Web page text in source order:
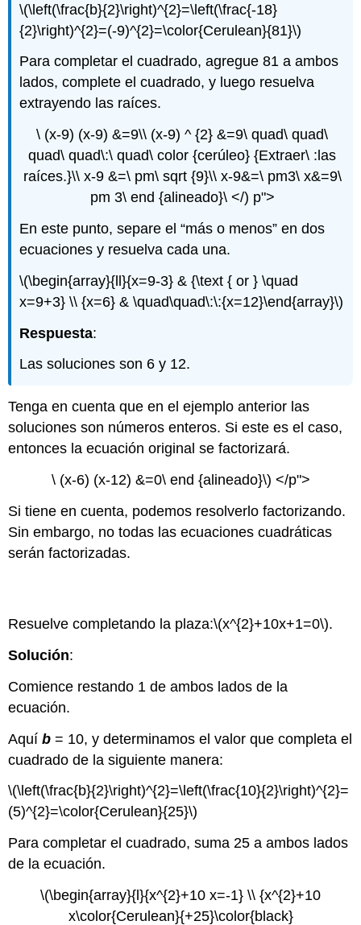
\(\left(\frac{b}{2}\right)^{2}=\left(\frac{-18}
{2}\right)^{2}=(-9)^{2}=\color{Cerulean}{81}\)
Para completar el cuadrado, agregue 81 a ambos
lados, complete el cuadrado, y luego resuelva
extrayendo las raíces.
\ (x-9) (x-9) &=9\\ (x-9) ^ {2} &=9\ quad\ quad\
quad\ quad\:\ quad\ color {cerúleo} {Extraer\ :las
raíces.}\\ x-9 &=\ pm\ sqrt {9}\\ x-9&=\ pm3\ x&=9\
pm 3\ end {alineado}\ </) p">
En este punto, separe el “más o menos” en dos
ecuaciones y resuelva cada una.
\(\begin{array}{ll}{x=9-3} & {\text { or } \quad
x=9+3} \\ {x=6} & \quad\quad\:\:{x=12}\end{array}\)
Respuesta:
Las soluciones son 6 y 12.
Tenga en cuenta que en el ejemplo anterior las
soluciones son números enteros. Si este es el caso,
entonces la ecuación original se factorizará.
\ (x-6) (x-12) &=0\ end {alineado}\) </p">
Si tiene en cuenta, podemos resolverlo factorizando.
Sin embargo, no todas las ecuaciones cuadráticas
serán factorizadas.
Resuelve completando la plaza:\(x^{2}+10x+1=0\).
Solución:
Comience restando 1 de ambos lados de la
ecuación.
Aquíb = 10, y determinamos el valor que completa el
cuadrado de la siguiente manera:
\(\left(\frac{b}{2}\right)^{2}=\left(\frac{10}{2}\right)^{2}=
(5)^{2}=\color{Cerulean}{25}\)
Para completar el cuadrado, suma 25 a ambos lados
de la ecuación.
\(\begin{array}{l}{x^{2}+10 x=-1} \\ {x^{2}+10
x\color{Cerulean}{+25}\color{black}